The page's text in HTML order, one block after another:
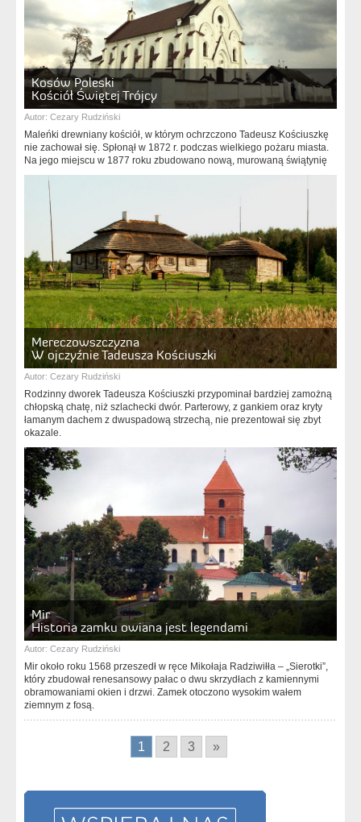
Kosów Poleski
Kościół Świętej Trójcy
Autor: Cezary Rudziński
Maleńki drewniany kościół, w którym ochrzczono Tadeusz Kościuszkę
nie zachował się. Spłonął w 1872 r. podczas wielkiego pożaru miasta.
Na jego miejscu w 1877 roku zbudowano nową, murowaną świątynię
Mereczowszczyzna
W ojczyźnie Tadeusza Kościuszki
Autor: Cezary Rudziński
Rodzinny dworek Tadeusza Kościuszki przypominał bardziej zamożną
chłopską chatę, niż szlachecki dwór. Parterowy, z gankiem oraz kryty
łamanym dachem z dwuspadową strzechą, nie prezentował się zbyt
okazale.
Mir
Historia zamku owiana jest legendami
Autor: Cezary Rudziński
Mir około roku 1568 przeszedł w ręce Mikołaja Radziwiłła – „Sierotki”,
który zbudował renesansowy pałac o dwu skrzydłach z kamiennymi
obramowaniami okien i drzwi. Zamek otoczono wysokim wałem
ziemnym z fosą.
1 2 3 »